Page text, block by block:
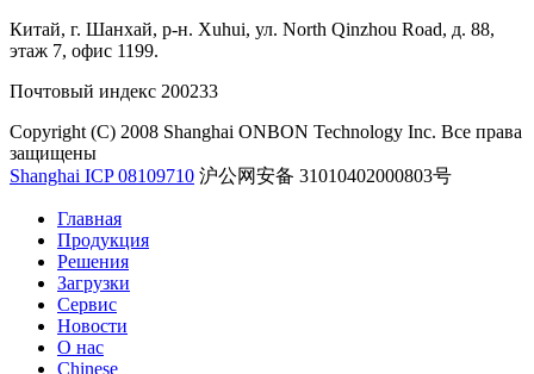
Китай, г. Шанхай, р-н. Xuhui, ул. North Qinzhou Road, д. 88,
этаж 7, офис 1199.
Почтовый индекс 200233
Copyright (C) 2008 Shanghai ONBON Technology Inc. Все права
защищены
Shanghai ICP 08109710 沪公网安备 31010402000803号
Главная
Продукция
Решения
Загрузки
Сервис
Новости
О нас
Chinese